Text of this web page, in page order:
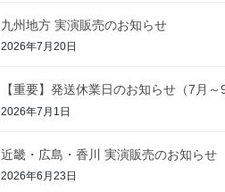
九州地方 実演販売のお知らせ
2026年7月20日
【重要】発送休業日のお知らせ（7月～9
2026年7月1日
近畿・広島・香川 実演販売のお知らせ
2026年6月23日